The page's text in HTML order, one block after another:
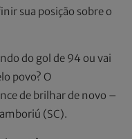
sua posição sobre o
do gol de 94 ou vai
povo? O
de brilhar de novo –
(SC).